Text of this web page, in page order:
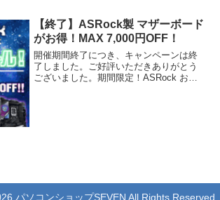
【終了】ASRock製 マザーボード
がお得！MAX 7,000円OFF！
開催期間終了につき、キャンペーンは終
了しました。ご好評いただきありがとう
ございました。期間限定！ASRock お得
パソコンショップSEVEN All Rights Reserved.